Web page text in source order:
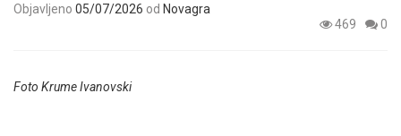
Objavljeno 05/07/2026 od Novagra
469
0
Foto Krume Ivanovski